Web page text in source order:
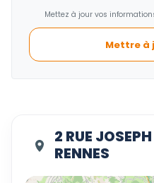
Mettez à jour vos
Mettre à
2 RUE
RENNES